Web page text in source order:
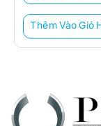
970.000 ₫.
Thêm Vào Giỏ